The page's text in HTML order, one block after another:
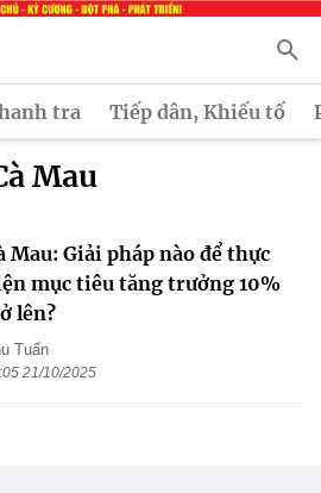
tra Tiếp dân, Khiếu tố
Mau
Mau: Giải pháp nào để thực
mục tiêu tăng trưởng 10%
lên?
Tuấn
21/10/2025